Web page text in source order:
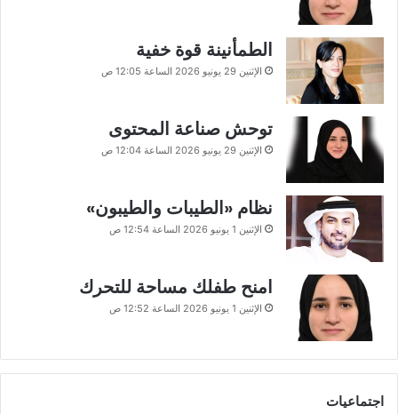
الطمأنينة قوة خفية
الإثنين 29 يونيو 2026 الساعة 12:05 ص
توحش صناعة المحتوى
الإثنين 29 يونيو 2026 الساعة 12:04 ص
نظام «الطيبات والطيبون»
الإثنين 1 يونيو 2026 الساعة 12:54 ص
امنح طفلك مساحة للتحرك
الإثنين 1 يونيو 2026 الساعة 12:52 ص
اجتماعيات